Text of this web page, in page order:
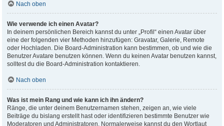
Nach oben
Wie verwende ich einen Avatar?
In deinem persönlichen Bereich kannst du unter „Profil“ einen Avatar über
eine der folgenden vier Methoden hinzufügen: Gravatar, Galerie, Remote
oder Hochladen. Die Board-Administration kann bestimmen, ob und wie die
Benutzer Avatare benutzen können. Wenn du keinen Avatar benutzen kannst,
solltest du die Board-Administration kontaktieren.
Nach oben
Was ist mein Rang und wie kann ich ihn ändern?
Ränge, die unter deinem Benutzernamen stehen, zeigen an, wie viele
Beiträge du bislang erstellt hast oder identifizieren bestimmte Benutzer wie
Moderatoren und Administratoren. Normalerweise kannst du den Wortlaut